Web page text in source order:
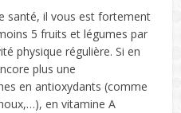
santé, il vous est fortement
5 fruits et légumes par
physique régulière. Si en
plus une
en antioxydants (comme
en vitamine A